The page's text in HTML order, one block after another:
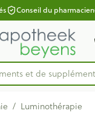
Conseil du pharmacien
et de sup
/ Luminothérapie